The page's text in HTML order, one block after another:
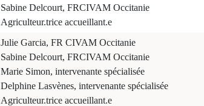
Sabine Delcourt, FRCIVAM Occitanie
Agriculteur.trice accueillant.e
Julie Garcia, FR CIVAM Occitanie
Sabine Delcourt, FRCIVAM Occitanie
Marie Simon, intervenante spécialisée
Delphine Lasvènes, intervenante spécialisée
Agriculteur.trice accueillant.e